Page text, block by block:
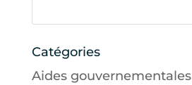
Catégories
Aides gouvernementales